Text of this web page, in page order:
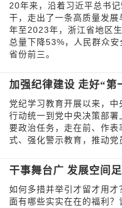
20年来，沿着习近平总书
干，走出了一条高质量发
年至2023年，浙江省地区
总量下降53%，人民群众
省份前三。
加强纪律建设 走好“第
党纪学习教育开展以来，
行动统一到党中央决策部
要政治任务，走在前、作
式、强化警示教育，推动党
干事舞台广 发展空间足
如何多措并举引才留才用
面有哪些实实在在的福利